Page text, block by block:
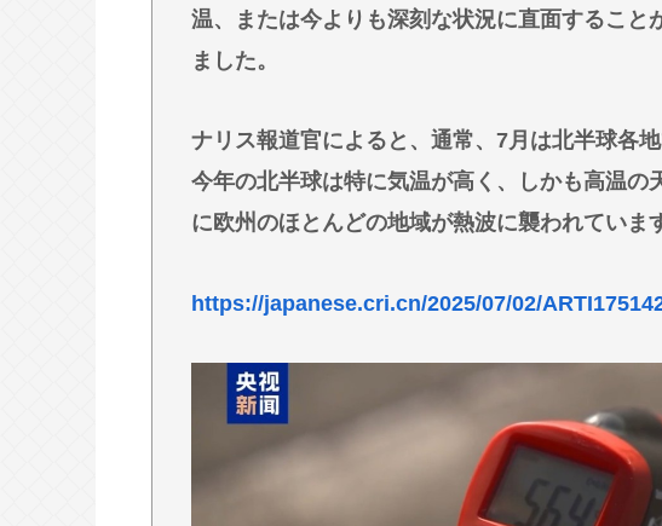
【高市朗報】日本の自殺者数、無茶苦茶減って
すい国になってる件www
とにされてしまうwww
高橋名人が左手のバネを取るため手術を決意
チック症のゆうぽん、久々に見たらめっちゃ悪
Powered by livedoor 相互RSS
温、または今よりも深刻な状況に直面すること
ました。
ナリス報道官によると、通常、7月は北半球各
今年の北半球は特に気温が高く、しかも高温の
に欧州のほとんどの地域が熱波に襲われていま
https://japanese.cri.cn/2025/07/02/